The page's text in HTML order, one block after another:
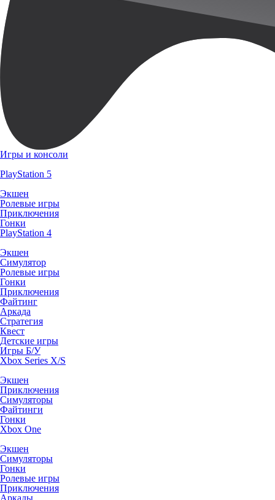
Игры и консоли
PlayStation 5
Экшен
Ролевые игры
Приключения
Гонки
PlayStation 4
Экшен
Симулятор
Ролевые игры
Гонки
Приключения
Файтинг
Аркада
Стратегия
Квест
Детские игры
Игры Б/У
Xbox Series X/S
Экшен
Приключения
Симуляторы
Файтинги
Гонки
Xbox One
Экшен
Симуляторы
Гонки
Ролевые игры
Приключения
Аркады